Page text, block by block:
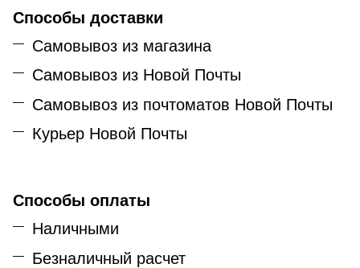
Способы доставки
Самовывоз из магазина
Самовывоз из Новой Почты
Самовывоз из почтоматов Новой Почты
Курьер Новой Почты
Способы оплаты
Наличными
Безналичный расчет